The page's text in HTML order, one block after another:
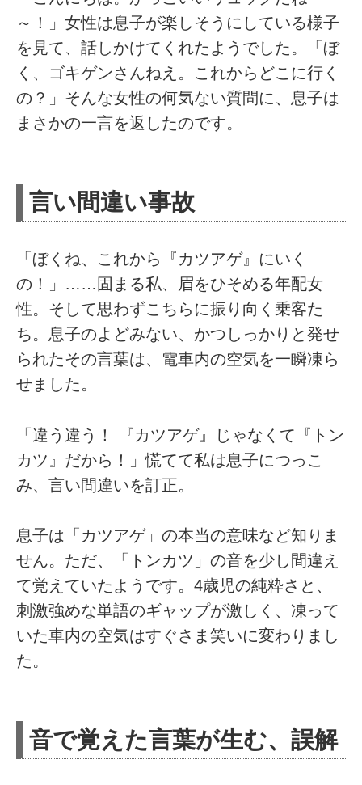
～！」女性は息子が楽しそうにしている様子
を見て、話しかけてくれたようでした。「ぼ
く、ゴキゲンさんねえ。これからどこに行く
の？」そんな女性の何気ない質問に、息子は
まさかの一言を返したのです。
言い間違い事故
「ぼくね、これから『カツアゲ』にいく
の！」……固まる私、眉をひそめる年配女
性。そして思わずこちらに振り向く乗客た
ち。息子のよどみない、かつしっかりと発せ
られたその言葉は、電車内の空気を一瞬凍ら
せました。
「違う違う！ 『カツアゲ』じゃなくて『トン
カツ』だから！」慌てて私は息子につっこ
み、言い間違いを訂正。
息子は「カツアゲ」の本当の意味など知りま
せん。ただ、「トンカツ」の音を少し間違え
て覚えていたようです。4歳児の純粋さと、
刺激強めな単語のギャップが激しく、凍って
いた車内の空気はすぐさま笑いに変わりまし
た。
音で覚えた言葉が生む、誤解